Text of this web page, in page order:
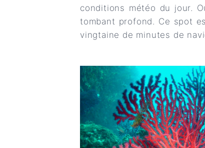
conditions météo du jour.
tombant profond. Ce spot
vingtaine de minutes de